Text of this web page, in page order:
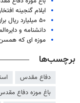
ایلام گنجینه
۵۰ میلیارد ریال برای ساخت موزه دفاع مقدس استان بوشهر تصویب شد
دانشنامه و
موزه ای که
برچسب‌ها
دفاع مقدس
باغ موزه دفاع